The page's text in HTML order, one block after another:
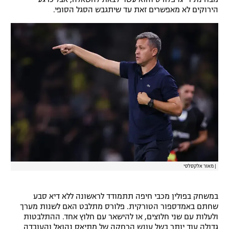
רשיון להקרנה פומבית לבית עסק
הצטרפות לחבילת הערוצים
לוח דרושים – ג'ובנט
תגיות
המגזין
הירוקים לא מאפשרים זאת עד שיתגבש הסגל הסופי.
מאור אלקסלסי
במשחק בפולין מכבי חיפה תתמודד לראשונה ללא דיא סבע
שחתם באמדספור הטורקית. פלורס מתלבט האם לשנות מערך
ולעלות עם שני חלוצים, או להישאר עם חלוץ אחד. ההתלבטות
גדולה עוד יותר בשל עונש הרחקה של מתיאס נהואל והעובדה